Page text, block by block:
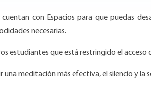
cuentan con Espacios para que puedas
necesarias.
estudiantes que está restringido el acceso
una meditación más efectiva, el silencio y la